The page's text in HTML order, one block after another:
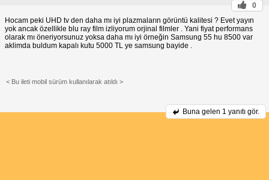
0
Hocam peki UHD tv den daha mı iyi plazmaların görüntü kalitesi ? Evet yayın
yok ancak özellikle blu ray film izliyorum orjinal filmler . Yani fiyat performans
olarak mı öneriyorsunuz yoksa daha mı iyi örneğin Samsung 55 hu 8500 var
aklimda buldum kapalı kutu 5000 TL ye samsung bayide .
< Bu ileti mobil sürüm kullanılarak atıldı >
Buna gelen 1 yanıtı gör.